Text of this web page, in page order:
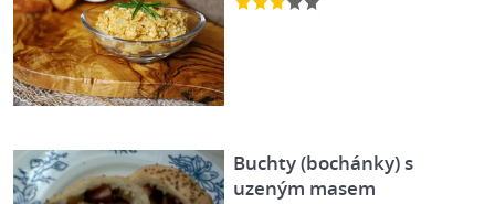
Buchty (bochánky) s
uzeným masem